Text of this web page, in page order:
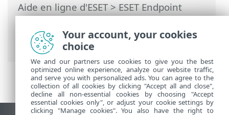
Aide en ligne d'ESET>ESET Endpoint
Security>Installer/mettre à
niveau/migrer> Installation locale >
Intégration
Your account, your cookies
choice
We and our partners use cookies to give you the best
optimized online experience, analyze our website traffic,
and serve you with personalized ads. You can agree to the
collection of all cookies by clicking "Accept all and close",
decline all non-essential cookies by choosing "Accept
essential cookies only", or adjust your cookie settings by
clicking "Manage cookies". You also have the right to